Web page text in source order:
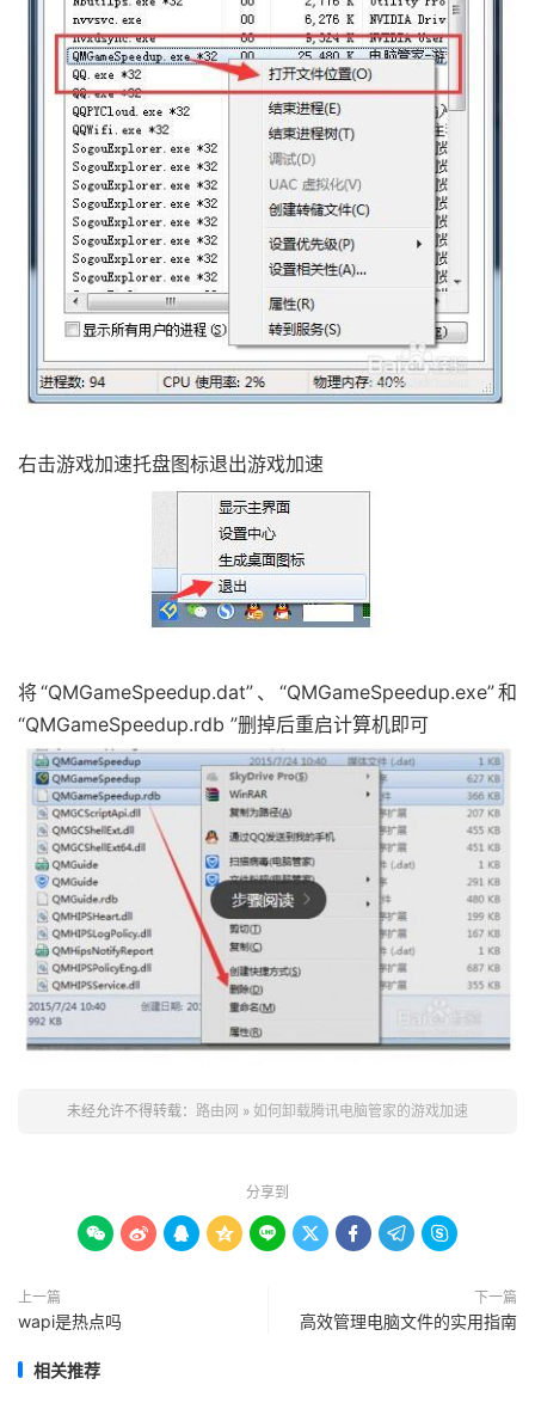
右击游戏加速托盘图标退出游戏加速
将“QMGameSpeedup.dat”、“QMGameSpeedup.exe”和
“QMGameSpeedup.rdb ”删掉后重启计算机即可
未经允许不得转载： 路由网 » 如何卸载腾讯电脑管家的游戏加速
分享到
        
上一篇
wapi是热点吗
下一篇
高效管理电脑文件的实用指南
相关推荐